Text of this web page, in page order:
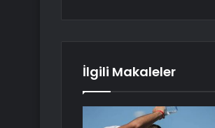
İlgili Makaleler